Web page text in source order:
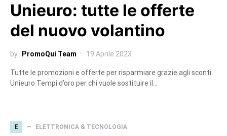
Unieuro: tutte le offerte
del nuovo volantino
by PromoQui Team 19 Aprile 2023
Tutte le promozioni e offerte per risparmiare grazie agli sconti
Unieuro Tempi d’oro per chi vuole sostituire il…
E ELETTRONICA & TECNOLOGIA